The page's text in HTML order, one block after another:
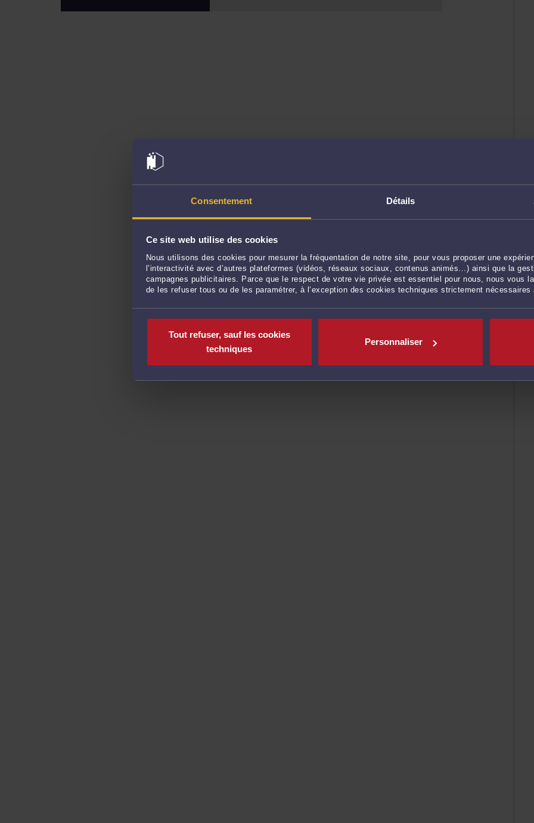
Consentement Détails
Ce site web utilise des cookies
Nous utilisons des cookies pour mesurer la fréquentation de notre site, pour vous proposer une
l’interactivité avec d’autres plateformes (vidéos, réseaux sociaux, contenus animés…) ainsi que la
campagnes publicitaires. Parce que le respect de votre vie privée est essentiel pour nous, nous vous
de les refuser tous ou de les paramétrer, à l’exception des cookies techniques strictement nécessaires
Tout refuser, sauf les cookies
techniques
Personnaliser